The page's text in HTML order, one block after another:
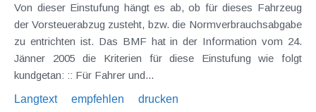
Von dieser Einstufung hängt es ab, ob für dieses Fahrzeug
der Vorsteuerabzug zusteht, bzw. die Normverbrauchsabgabe
zu entrichten ist. Das BMF hat in der Information vom 24.
Jänner 2005 die Kriterien für diese Einstufung wie folgt
kundgetan: :: Für Fahrer und...
Langtext
empfehlen drucken